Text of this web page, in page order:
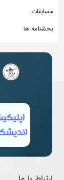
مسابقات
بخشنامه ها